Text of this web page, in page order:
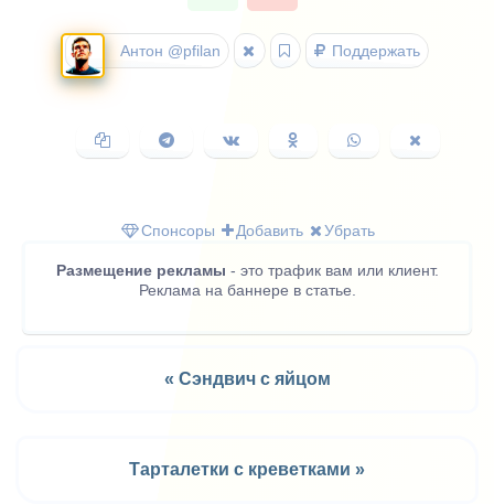
Антон @pfilan Поддержать
Копировать
ссылку
Поделиться
в
Поделиться
ВКонтакте
Поделиться
в
Поделиться
в
в
Спонсоры
Добавить Убрать
Размещение рекламы - это трафик вам или клиент.
Реклама на баннере в статье.
« Сэндвич с яйцом
Тарталетки с креветками »